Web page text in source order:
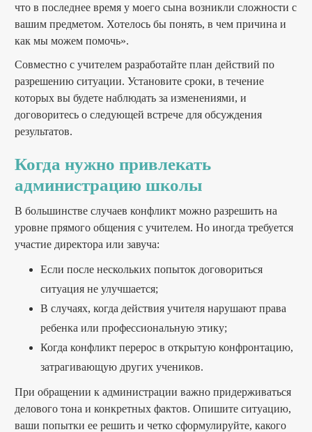
что в последнее время у моего сына возникли сложности с
вашим предметом. Хотелось бы понять, в чем причина и
как мы можем помочь».
Совместно с учителем разработайте план действий по
разрешению ситуации. Установите сроки, в течение
которых вы будете наблюдать за изменениями, и
договоритесь о следующей встрече для обсуждения
результатов.
Когда нужно привлекать
администрацию школы
В большинстве случаев конфликт можно разрешить на
уровне прямого общения с учителем. Но иногда требуется
участие директора или завуча:
Если после нескольких попыток договориться
ситуация не улучшается;
В случаях, когда действия учителя нарушают права
ребенка или профессиональную этику;
Когда конфликт перерос в открытую конфронтацию,
затрагивающую других учеников.
При обращении к администрации важно придерживаться
делового тона и конкретных фактов. Опишите ситуацию,
ваши попытки ее решить и четко сформулируйте, какого